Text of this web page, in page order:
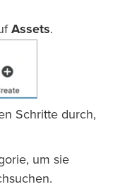
Assets.
Schritte durch,
um sie